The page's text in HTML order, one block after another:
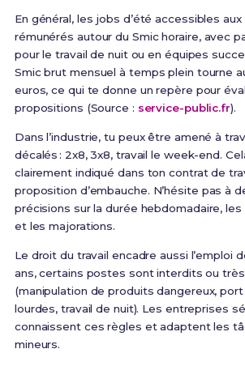
En général, les jobs d’été accessibles
rémunérés autour du Smic horaire, avec
pour le travail de nuit ou en équipes
Smic brut mensuel à temps plein tourne
euros, ce qui te donne un repère pour
propositions (Source : service-public.fr).
Dans l’industrie, tu peux être amené à
décalés : 2x8, 3x8, travail le week-end.
clairement indiqué dans ton contrat de
proposition d’embauche. N’hésite pas à
précisions sur la durée hebdomadaire,
et les majorations.
Le droit du travail encadre aussi l’emploi
ans, certains postes sont interdits ou
(manipulation de produits dangereux,
lourdes, travail de nuit). Les entreprises
connaissent ces règles et adaptent les
mineurs.